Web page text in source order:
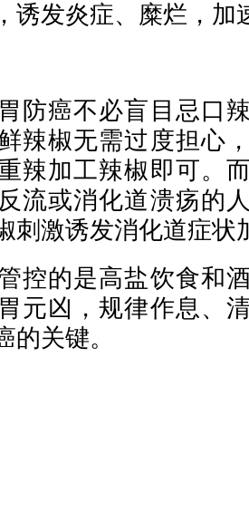
诱发炎症、糜烂，加
防癌不必盲目忌口
辣椒无需过度担心
辣加工辣椒即可。
流或消化道溃疡的
刺激诱发消化道症状
控的是高盐饮食和
元凶，规律作息、
的关键。